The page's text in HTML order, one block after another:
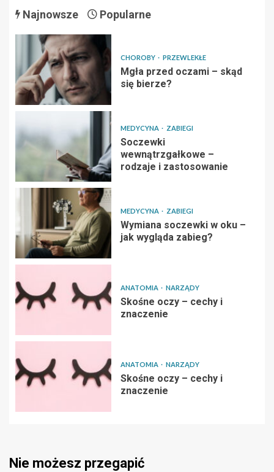
Najnowsze Popularne
CHOROBY PRZEWLEKŁE
Mgła przed oczami – skąd
się bierze?
MEDYCYNA ZABIEGI
Soczewki
wewnątrzgałkowe –
rodzaje i zastosowanie
MEDYCYNA ZABIEGI
Wymiana soczewki w oku –
jak wygląda zabieg?
ANATOMIA NARZĄDY
Skośne oczy – cechy i
znaczenie
ANATOMIA NARZĄDY
Skośne oczy – cechy i
znaczenie
Nie możesz przegapić